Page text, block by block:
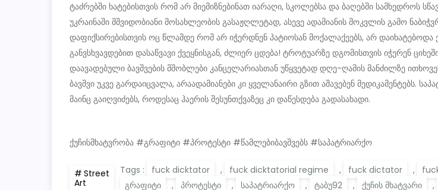
ტაძრებში ხატებისთვის რომ არ მიემიზნებინათ იარაღი, სკოლებსა და ბაღებში
უკრაინაში მშვიდობიანი მოსახლეობის გასაჟღლეტად, ასევე ადამიანის მოკვლის გამო
დაფიქსირებისთვის ოც წლამდე რომ არ იჭერდნენ პატიოსან მოქალაქეებს, არ
განვსხვავდებით დასაწვავი ქვეყნისგან, ძლიერ ცდება! ტროტუარზე დგომისთვის იჭერენ
დაავადებული ბავშვების მშობლები კანცელარიასთან უწყვეტად დღე-ღამის მანძილზე
ბავშვი უკვე გარდაიცვალა, არაადამიანები კი ყველანაირი გზით აშავებენ მედიკამენტებს.
მაინც გაიღვიძებს, როდესაც ჰაერის შესუნთქვაზეც კი დაწესდება გადასახადი.
ქუჩისმხატვრობა #გრაფიტი #პროტესტი #წამლებიბავშვებს #საპატრიარქო
Street
Art
Tags : fuck dicktator , fuck dicktatorial regime , fuck dictator ,
გრაფიტი
, პროტესტი , საპატრიარქო , ტაბუ92 , ქუჩის მხატვარი ,